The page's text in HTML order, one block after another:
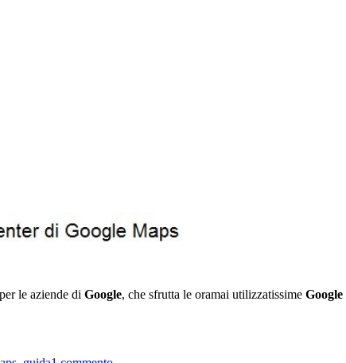
le aziende di Google, che sfrutta le oramai utilizzatissime